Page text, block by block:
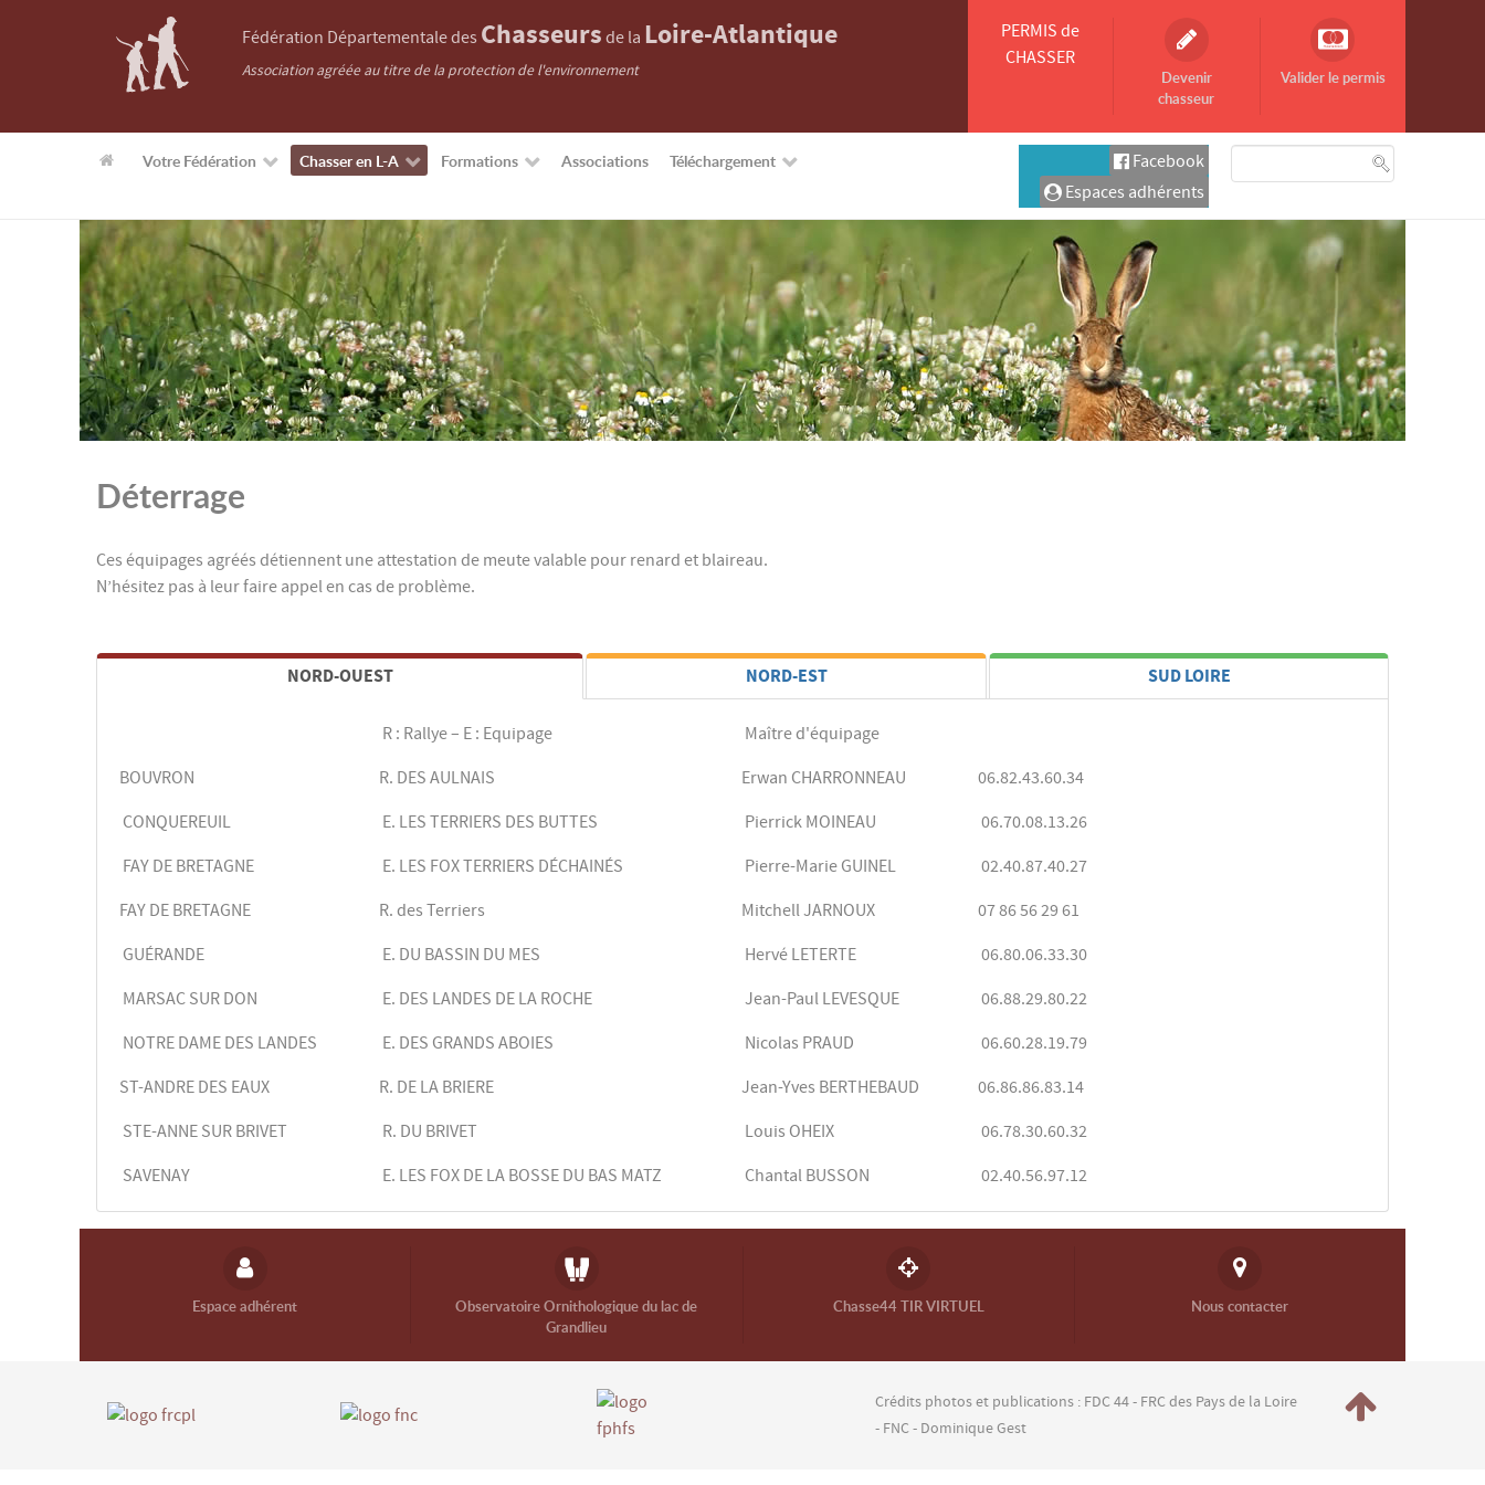
Fédération Départementale des Chasseurs de la Loire-Atlantique
Association agréée au titre de la protection de l'environnement
PERMIS de
CHASSER
Devenir
chasseur
Valider le permis
Votre Fédération Chasser en L-A Formations Associations Téléchargement
Facebook
Espaces adhérents
Déterrage
Ces équipages agréés détiennent une attestation de meute valable pour renard et blaireau.
N’hésitez pas à leur faire appel en cas de problème.
NORD-OUEST NORD-EST SUD LOIRE
R : Rallye – E : Equipage
Maître d'équipage
BOUVRON
R. DES AULNAIS Erwan CHARRONNEAU
06.82.43.60.34
CONQUEREUIL
E. LES TERRIERS DES BUTTES Pierrick MOINEAU
06.70.08.13.26
FAY DE BRETAGNE
E. LES FOX TERRIERS DÉCHAINÉS Pierre-Marie GUINEL
02.40.87.40.27
FAY DE BRETAGNE
R. des Terriers Mitchell JARNOUX
07 86 56 29 61
GUÉRANDE
E. DU BASSIN DU MES Hervé LETERTE
06.80.06.33.30
MARSAC SUR DON
E. DES LANDES DE LA ROCHE Jean-Paul LEVESQUE
06.88.29.80.22
NOTRE DAME DES LANDES
E. DES GRANDS ABOIES Nicolas PRAUD
06.60.28.19.79
ST-ANDRE DES EAUX
R. DE LA BRIERE Jean-Yves BERTHEBAUD
06.86.86.83.14
STE-ANNE SUR BRIVET
R. DU BRIVET Louis OHEIX
06.78.30.60.32
SAVENAY
E. LES FOX DE LA BOSSE DU BAS MATZ Chantal BUSSON 02.40.56.97.12
Espace adhérent
Observatoire Ornithologique du lac de
Grandlieu
Chasse44 TIR VIRTUEL Nous contacter
Crédits photos et publications : FDC 44 - FRC des Pays de la Loire
- FNC - Dominique Gest